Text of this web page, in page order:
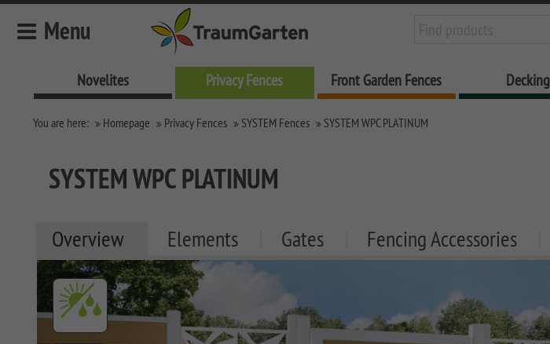
Novelites Privacy Fences Front Garden Fences Decking
Menu
Novelites
SYSTEM Fences
SYSTEM KERAMIK XL
SYSTEM BOARD XL
SYSTEM BOARD
SYSTEM GLAS
You are here: Homepage Privacy Fences SYSTEM Fences SYSTEM WPC PLATINUM
SYSTEM WPC PLATINUM
Overview Elements Gates Fencing Accessories